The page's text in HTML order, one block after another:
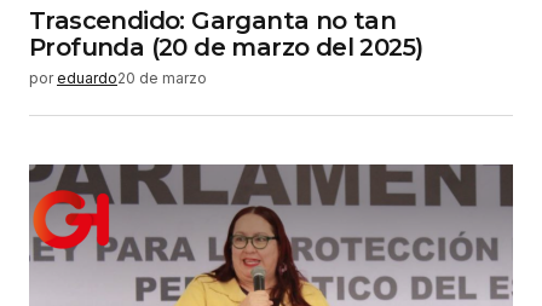
Trascendido: Garganta no tan
Profunda (20 de marzo del 2025)
por eduardo20 de marzo